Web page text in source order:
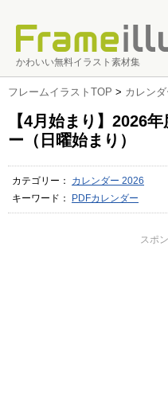
かわいい無料イラスト素材集
フレームイラストTOP > カレン
【4月始まり】2026
ー（日曜始まり）
カテゴリー： カレンダー 2026
キーワード：
PDFカレンダー
スポ